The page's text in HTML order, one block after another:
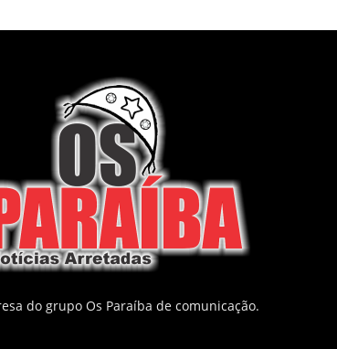
do grupo Os Paraíba de comunicação.